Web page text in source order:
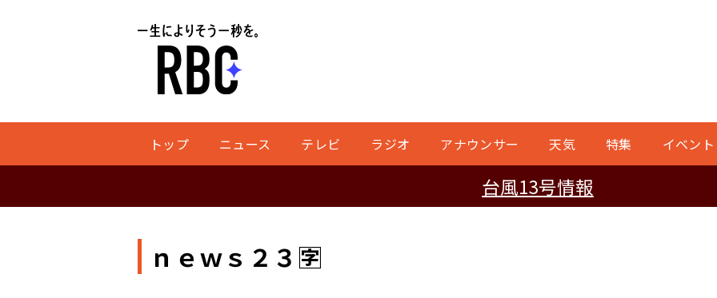
トップ ニュース テレビ ラジオ アナウンサー 天気 特集 イベント
台風13号情報
ｎｅｗｓ２３🈑